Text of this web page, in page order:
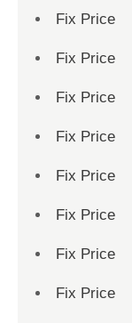
Fix Price
Fix Price
Fix Price
Fix Price
Fix Price
Fix Price
Fix Price
Fix Price